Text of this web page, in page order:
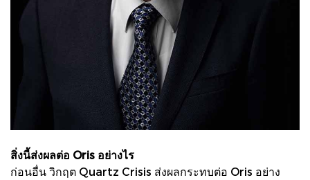
สิ่งนี้ส่งผลต่อ Oris อย่างไร
ก่อนอื่น วิกฤต Quartz Crisis ส่งผลกระทบต่อ Oris อย่าง